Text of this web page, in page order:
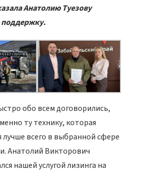
Анатолию Туезову
обо всем договорились,
ту технику, которая
лучше всего в выбранной сфере
Анатолий Викторович
нашей услугой лизинга на